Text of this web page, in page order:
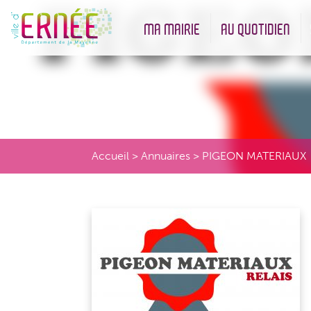
MA MAIRIE AU QUOTIDIEN
Accueil > Annuaires > PIGEON MATERIAUX